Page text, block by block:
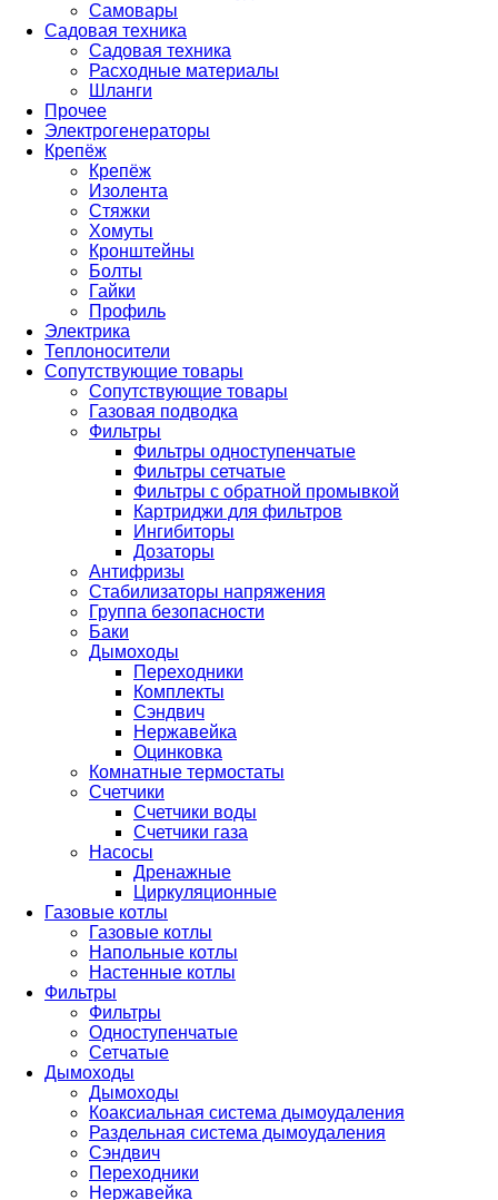
Самовары
Садовая техника
Садовая техника
Расходные материалы
Шланги
Прочее
Электрогенераторы
Крепёж
Крепёж
Изолента
Стяжки
Хомуты
Кронштейны
Болты
Гайки
Профиль
Электрика
Теплоносители
Сопутствующие товары
Сопутствующие товары
Газовая подводка
Фильтры
Фильтры одноступенчатые
Фильтры сетчатые
Фильтры с обратной промывкой
Картриджи для фильтров
Ингибиторы
Дозаторы
Антифризы
Стабилизаторы напряжения
Группа безопасности
Баки
Дымоходы
Переходники
Комплекты
Сэндвич
Нержавейка
Оцинковка
Комнатные термостаты
Счетчики
Счетчики воды
Счетчики газа
Насосы
Дренажные
Циркуляционные
Газовые котлы
Газовые котлы
Напольные котлы
Настенные котлы
Фильтры
Фильтры
Одноступенчатые
Сетчатые
Дымоходы
Дымоходы
Коаксиальная система дымоудаления
Раздельная система дымоудаления
Сэндвич
Переходники
Нержавейка